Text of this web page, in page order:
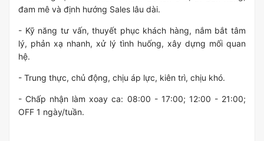
đam mê và định hướng Sales lâu dài.
- Kỹ năng tư vấn, thuyết phục khách hàng, nắm bắt tâm
lý, phản xạ nhanh, xử lý tình huống, xây dựng mối quan
hệ.
- Trung thực, chủ động, chịu áp lực, kiên trì, chịu khó.
- Chấp nhận làm xoay ca: 08:00 - 17:00; 12:00 - 21:00;
OFF 1 ngày/tuần.